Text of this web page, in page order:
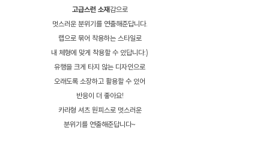
고급스런 소재감으로
멋스러운 분위기를 연출해준답니다.
랩으로 묶어 착용하는 스타일로
내 체형에 맞게 착용할 수 있답니다:)
유행을 크게 타지 않는 디자인으로
오래도록 소장하고 활용할 수 있어
반응이 더 좋아요!
카라형 셔츠 원피스로 멋스러운
분위기를 연출해준답니다~